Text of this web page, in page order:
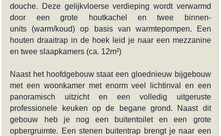
douche. Deze gelijkvloerse verdieping wordt verwarmd
door een grote houtkachel en twee binnen-
units (warm/koud) op basis van warmtepompen. Een
houten draaitrap in de hoek leid je naar een mezzanine
en twee slaapkamers (ca. 12m²)
Naast het hoofdgebouw staat een gloednieuw bijgebouw
met een woonkamer met enorm veel lichtinval en een
panoramisch uitzicht en een volledig uitgeruste
professionele keuken op de begane grond. Naast dit
gebouw heb je nog een buitentoilet en een grote
opbergruimte. Een stenen buitentrap brengt je naar een